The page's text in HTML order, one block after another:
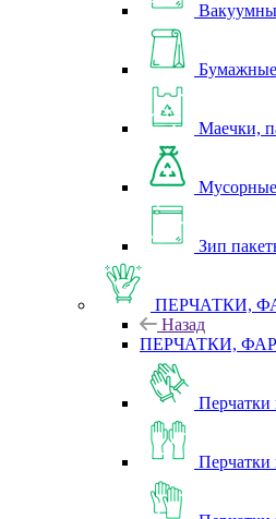
Маечки,
Зип
ПЕРЧАТКИ,
Назад
ПЕРЧАТКИ,
Перчатки